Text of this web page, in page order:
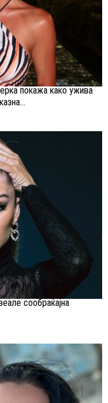
покажа како ужива
сообраќајна